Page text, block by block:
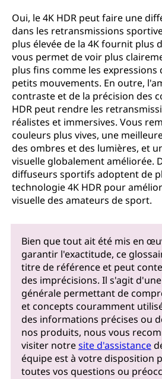
Oui, le 4K HDR peut faire une
dans les retransmissions
plus élevée de la 4K fournit plus
vous permet de voir plus
plus fins comme les expressions
petits mouvements. En outre,
contraste et de la précision des
HDR peut rendre les
réalistes et immersives. Vous
couleurs plus vives, une
des ombres et des lumières, et
visuelle globalement améliorée.
diffuseurs sportifs adoptent de
technologie 4K HDR pour
visuelle des amateurs de sport.
Bien que tout ait été mis en
garantir l'exactitude, ce
titre de référence et peut
des imprécisions. Il s'agit
générale permettant de
et concepts couramment
des informations précises ou
nos produits, nous vous
visiter notresite d'assistance
équipe est à votre disposition
toutes vos questions ou